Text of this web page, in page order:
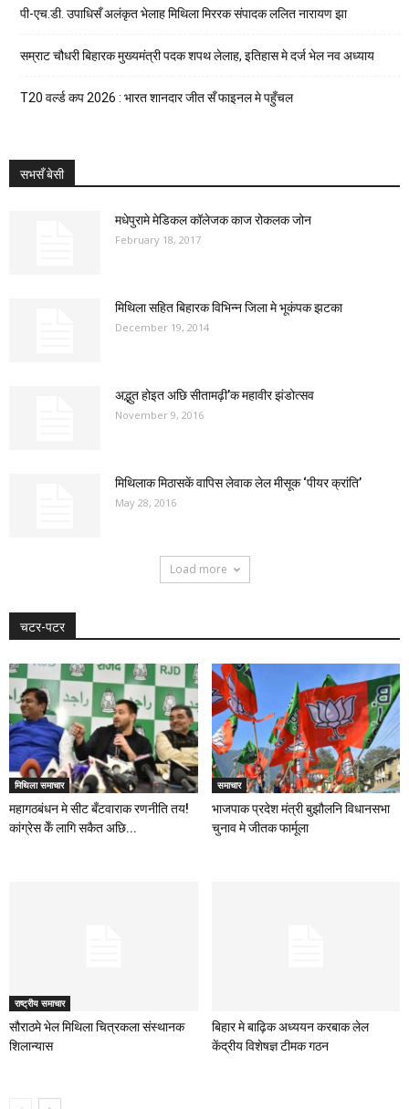
पी-एच.डी. उपाधिसँ अलंकृत भेलाह मिथिला मिररक संपादक ललित नारायण झा
सम्राट चौधरी बिहारक मुख्यमंत्री पदक शपथ लेलाह, इतिहास मे दर्ज भेल नव अध्याय
T20 वर्ल्ड कप 2026 : भारत शानदार जीत सँ फाइनल मे पहुँचल
सभसँ बेसी
मधेपुरामे मेडिकल कॉलेजक काज रोकलक जोन
February 18, 2017
मिथिला सहित बिहारक विभिन्न जिला मे भूकंपक झटका
December 19, 2014
अद्भुत होइत अछि सीतामढ़ी’क महावीर झंडोत्सव
November 9, 2016
मिथिलाक मिठासकें वापिस लेवाक लेल मीसूक ‘पीयर क्रांति’
May 28, 2016
Load more
चटर-पटर
मिथिला समाचार
महागठबंधन मे सीट बँटवाराक रणनीति तय!
कांग्रेस केँ लागि सकैत अछि...
समाचार
भाजपाक प्रदेश मंत्री बुझौलनि विधानसभा
चुनाव मे जीतक फार्मूला
राष्ट्रीय समाचार
सौराठमे भेल मिथिला चित्रकला संस्थानक
शिलान्यास
बिहार मे बाढ़िक अध्ययन करबाक लेल
केंद्रीय विशेषज्ञ टीमक गठन